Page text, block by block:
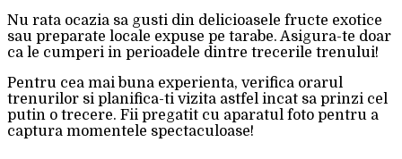
Nu rata ocazia sa gusti din delicioasele fructe exotice
sau preparate locale expuse pe tarabe. Asigura-te doar
ca le cumperi in perioadele dintre trecerile trenului!
Pentru cea mai buna experienta, verifica orarul
trenurilor si planifica-ti vizita astfel incat sa prinzi cel
putin o trecere. Fii pregatit cu aparatul foto pentru a
captura momentele spectaculoase!